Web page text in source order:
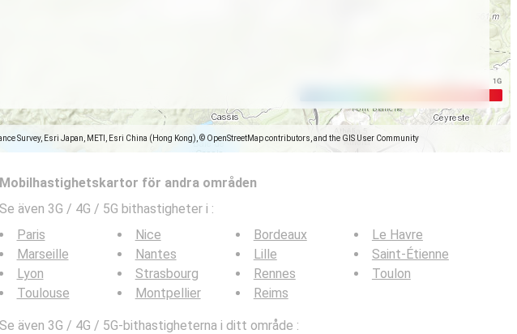
Survey, Esri Japan, METI, Esri China (Hong Kong), © OpenStreetMap contributors, and the GIS User Community
Mobilhastighetskartor för andra områden
Se även 3G / 4G / 5G bithastigheter i :
Paris
Marseille
Lyon
Toulouse
Nice
Nantes
Strasbourg
Montpellier
Bordeaux
Lille
Rennes
Reims
Le Havre
Saint-Étienne
Toulon
Se även 3G / 4G / 5G-bithastigheterna i ditt område :